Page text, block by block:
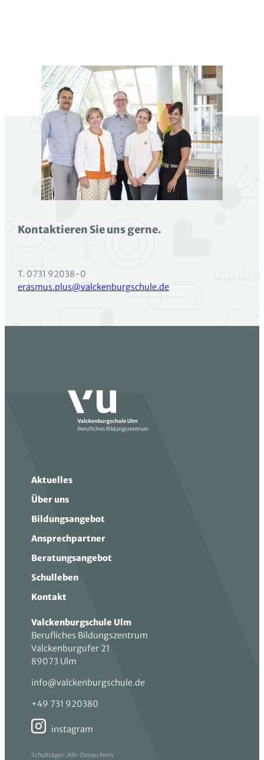
Kontaktieren Sie uns gerne.
T. 0731 92038-0
erasmus.plus@valckenburgschule.de
Aktuelles
Über uns
Bildungsangebot
Ansprechpartner
Beratungsangebot
Schulleben
Kontakt
Valckenburgschule Ulm
Berufliches Bildungszentrum
Valckenburgufer 21
89073 Ulm
info@valckenburgschule.de
+49 731 920380
instagram
Schulträger: Alb-Donau Kreis